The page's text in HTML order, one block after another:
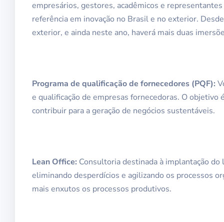
empresários, gestores, acadêmicos e
referência em inovação no Brasil e no exterior.
exterior, e ainda neste ano, haverá mais duas
Programa de qualificação de fornecedores (PQF):
e qualificação de empresas fornecedoras. O
contribuir para a geração de negócios sustentáveis.
Lean Office: Consultoria destinada à implantação
eliminando desperdícios e agilizando os processos
mais enxutos os processos produtivos.